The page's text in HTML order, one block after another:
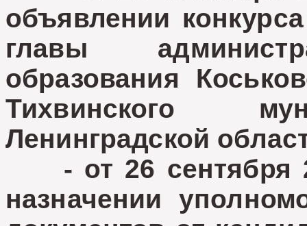
объявлении
главы
образования
Тихвинского
Ленинградской
- от 26
назначении